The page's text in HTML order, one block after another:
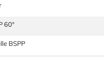
60°
BSPP